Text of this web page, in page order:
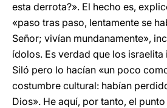
esta derrota?». El hecho es,
«paso tras paso, lentamente se
Señor; vivían mundanamente»,
ídolos. Es verdad que los
Siló pero lo hacían «un poco
costumbre cultural: habían
Dios». He aquí, por tanto, el